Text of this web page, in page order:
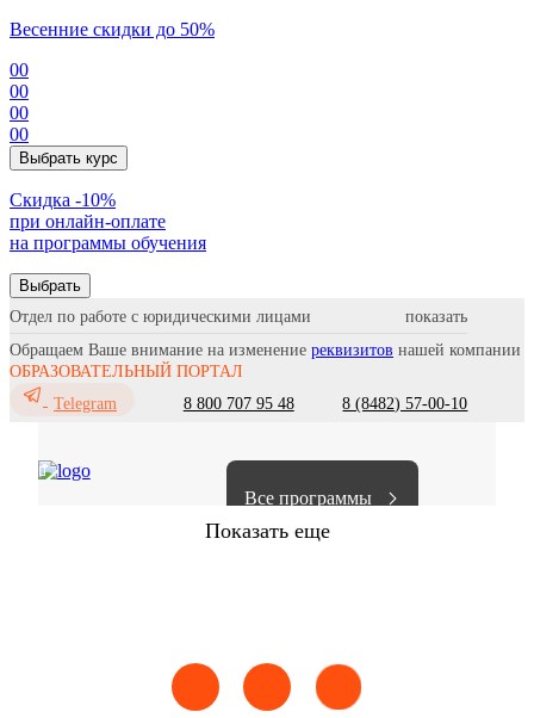
Весенние скидки до 50%
00
00
00
00
Выбрать курс
Cкидка -10%
при онлайн-оплате
на программы обучения
Выбрать
Отдел по работе с юридическими лицами
Обращаем Ваше внимание на изменение реквизитов нашей компании
ОБРАЗОВАТЕЛЬНЫЙ ПОРТАЛ
Telegram
8 800 707 95 48 8 (8482) 57-00-10
Все программы
Показать еще
Сестринское дело Эпидемиология Медицинская помощь
Выберите направление